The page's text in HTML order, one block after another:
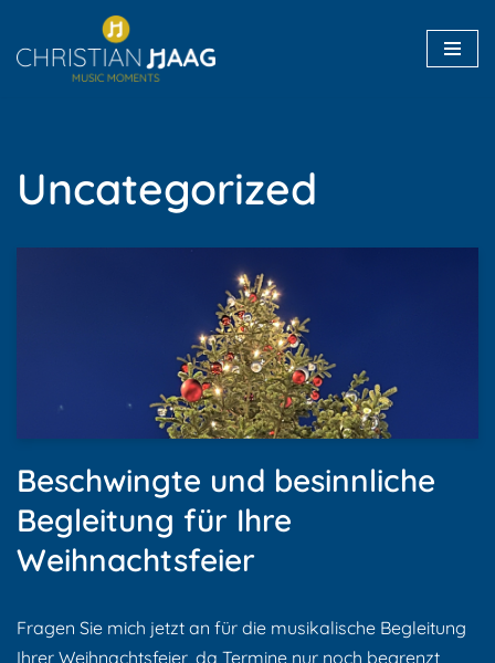
Zum
Uncategorized
Beschwingte und besinnliche
Begleitung für Ihre
Weihnachtsfeier
Fragen Sie mich jetzt an für die musikalische Begleitung
Ihrer Weihnachtsfeier, da Termine nur noch begrenzt